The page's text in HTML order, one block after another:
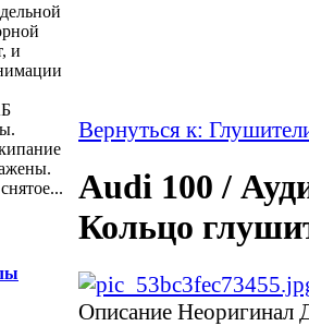
и
Вернуться к:
Audi 100 /
Кольцо
Описание Неоригинал